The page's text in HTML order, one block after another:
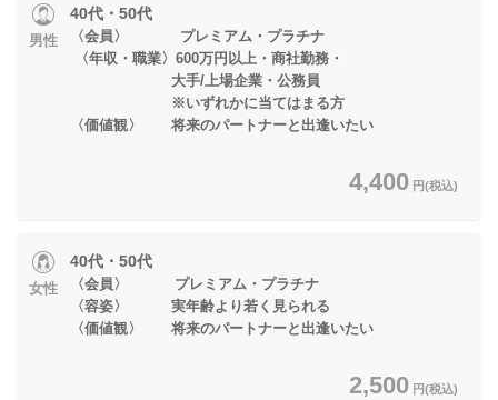
男性
40代・50代
〈会員〉 プレミアム・プラチナ
〈年収・職業〉600万円以上・商社勤務・
大手/上場企業・公務員
※いずれかに当てはまる方
〈価値観〉 将来のパートナーと出逢いたい
4,400 円(税込)
女性
40代・50代
〈会員〉 プレミアム・プラチナ
〈容姿〉 実年齢より若く見られる
〈価値観〉 将来のパートナーと出逢いたい
2,500 円(税込)